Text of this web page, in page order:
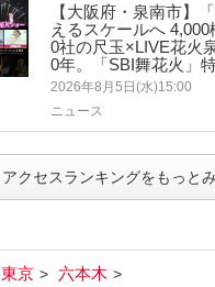
【大阪府・泉南市】
えるスケールへ
0社の尺玉×LIVE花火
0年。「SBI舞花火」
2026年8月5日(水)15:00
ニュース
アクセスランキングをもっと
東京
六本木